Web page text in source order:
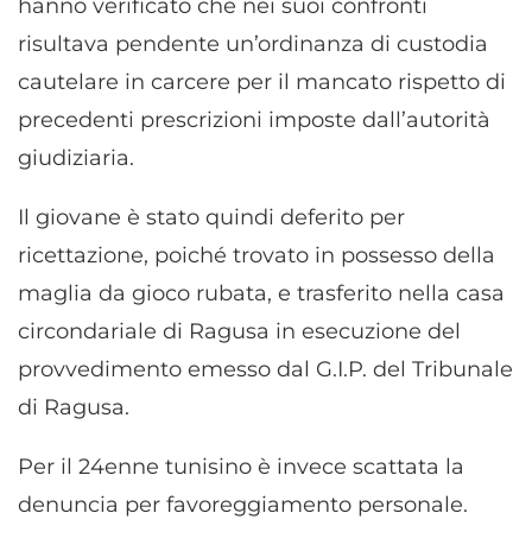
hanno verificato che nei suoi confronti
risultava pendente un’ordinanza di custodia
cautelare in carcere per il mancato rispetto di
precedenti prescrizioni imposte dall’autorità
giudiziaria.
Il giovane è stato quindi deferito per
ricettazione, poiché trovato in possesso della
maglia da gioco rubata, e trasferito nella casa
circondariale di Ragusa in esecuzione del
provvedimento emesso dal G.I.P. del Tribunale
di Ragusa.
Per il 24enne tunisino è invece scattata la
denuncia per favoreggiamento personale.